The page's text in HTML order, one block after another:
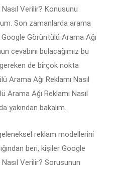
Verilir? Konusunu
Son zamanlarda arama
Görüntülü Arama Ağı
cevabını bulacağımız bu
de birçok nokta
Arama Ağı Reklamı Nasıl
Arama Ağı Reklamı Nasıl
yakından bakalım.
reklam modellerini
beri, kişiler Google
Verilir? Sorusunun